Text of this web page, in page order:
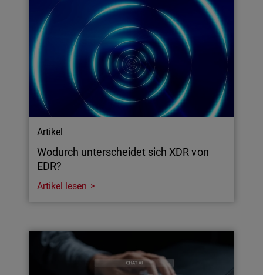
Artikel
Wodurch unterscheidet sich XDR von
EDR?
Artikel lesen